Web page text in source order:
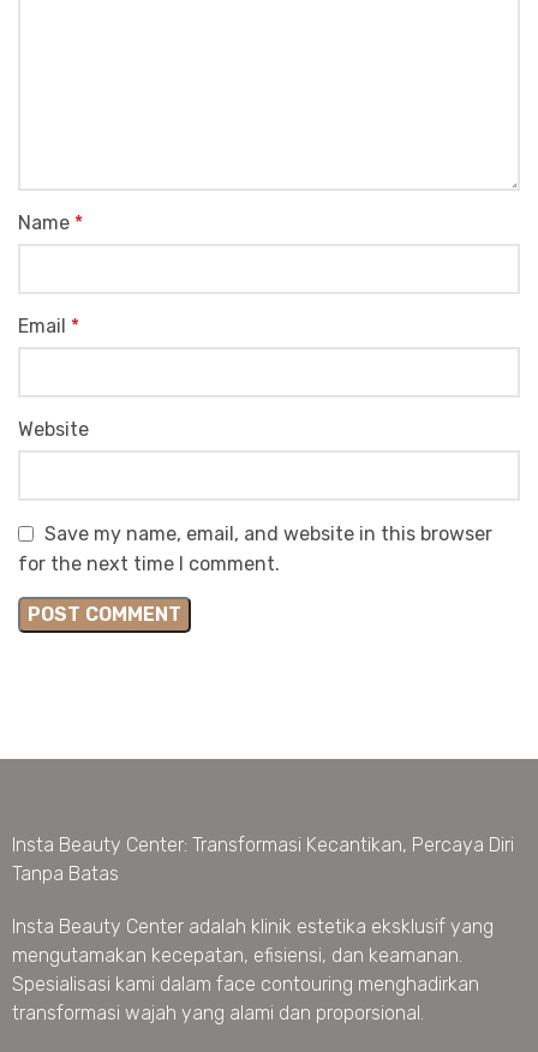
Name *
Email *
Website
Save my name, email, and website in this browser
for the next time I comment.
Insta Beauty Center: Transformasi Kecantikan, Percaya Diri
Tanpa Batas
Insta Beauty Center adalah klinik estetika eksklusif yang
mengutamakan kecepatan, efisiensi, dan keamanan.
Spesialisasi kami dalam face contouring menghadirkan
transformasi wajah yang alami dan proporsional.